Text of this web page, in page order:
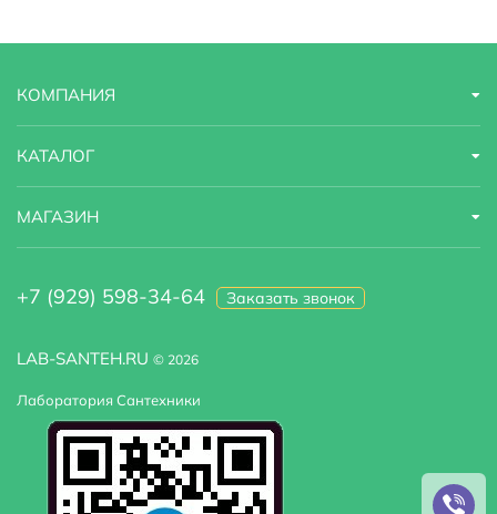
LAB-SANTEH.RU © 2026
Лаборатория Сантехники
КОМПАНИЯ
КАТАЛОГ
МАГАЗИН
+7 (929) 598-34-64 Заказать звонок